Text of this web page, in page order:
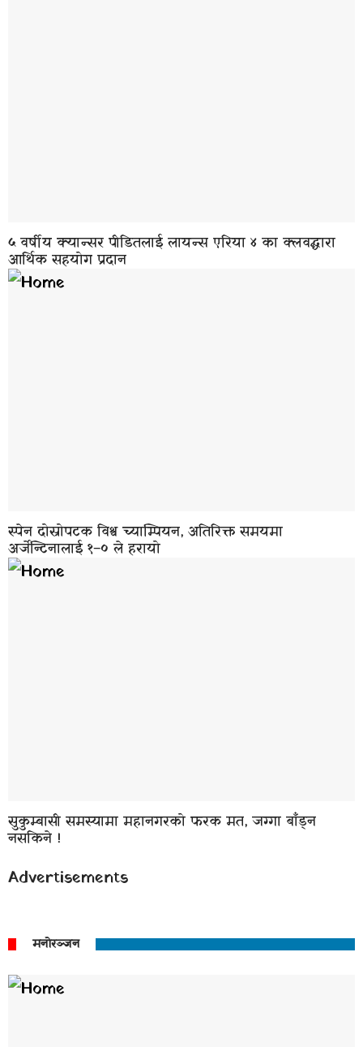
५ वर्षीय क्यान्सर पीडितलाई लायन्स एरिया ४ का क्लवद्धारा
आर्थिक सहयोग प्रदान
स्पेन दोस्रोपटक विश्व च्याम्पियन, अतिरिक्त समयमा
अर्जेन्टिनालाई १–० ले हरायो
सुकुम्बासी समस्यामा महानगरको फरक मत, जग्गा बाँड्न
नसकिने !
Advertisements
मनोरञ्जन